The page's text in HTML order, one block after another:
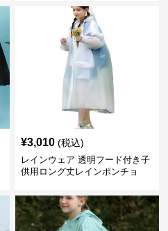
¥3,010 (税込)
レインウェア 透明フード付き子
供用ロング丈レインポンチョ